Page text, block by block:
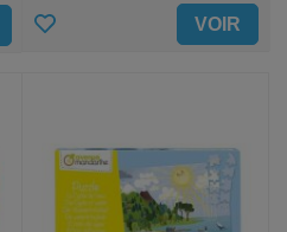
AJOUTER VOIR